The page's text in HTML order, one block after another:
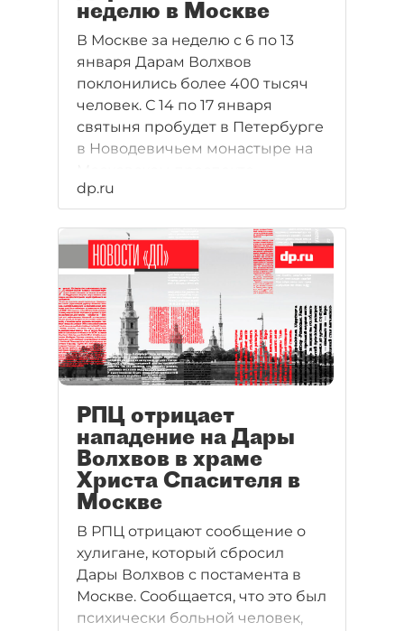
неделю в Москве
В Москве за неделю с 6 по 13
января Дарам Волхвов
поклонились более 400 тысяч
человек. С 14 по 17 января
святыня пробудет в Петербурге
в Новодевичьем монастыре на
dp.ru
РПЦ отрицает
нападение на Дары
Волхвов в храме
Христа Спасителя в
Москве
В РПЦ отрицают сообщение о
хулигане, который сбросил
Дары Волхвов с постамента в
Москве. Сообщается, что это был
психически больной человек,